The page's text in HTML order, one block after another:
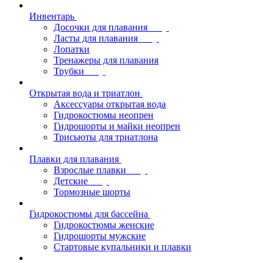
Инвентарь
Досочки для плавания
Ласты для плавания
Лопатки
Тренажеры для плавания
Трубки
Открытая вода и триатлон
Аксессуары открытая вода
Гидрокостюмы неопрен
Гидрошорты и майки неопрен
Трисьюты для триатлона
Плавки для плавания
Взрослые плавки
Детские
Тормозные шорты
Гидрокостюмы для бассейна
Гидрокостюмы женские
Гидрошорты мужские
Стартовые купальники и плавки